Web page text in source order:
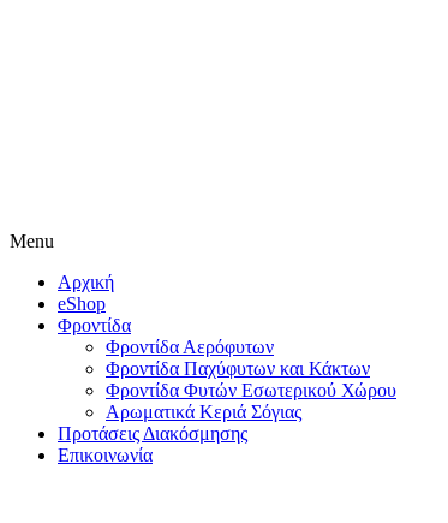
Menu
Αρχική
eShop
Φροντίδα
Φροντίδα Αερόφυτων
Φροντίδα Παχύφυτων και Κάκτων
Φροντίδα Φυτών Εσωτερικού Χώρου
Αρωματικά Κεριά Σόγιας
Προτάσεις Διακόσμησης
Επικοινωνία